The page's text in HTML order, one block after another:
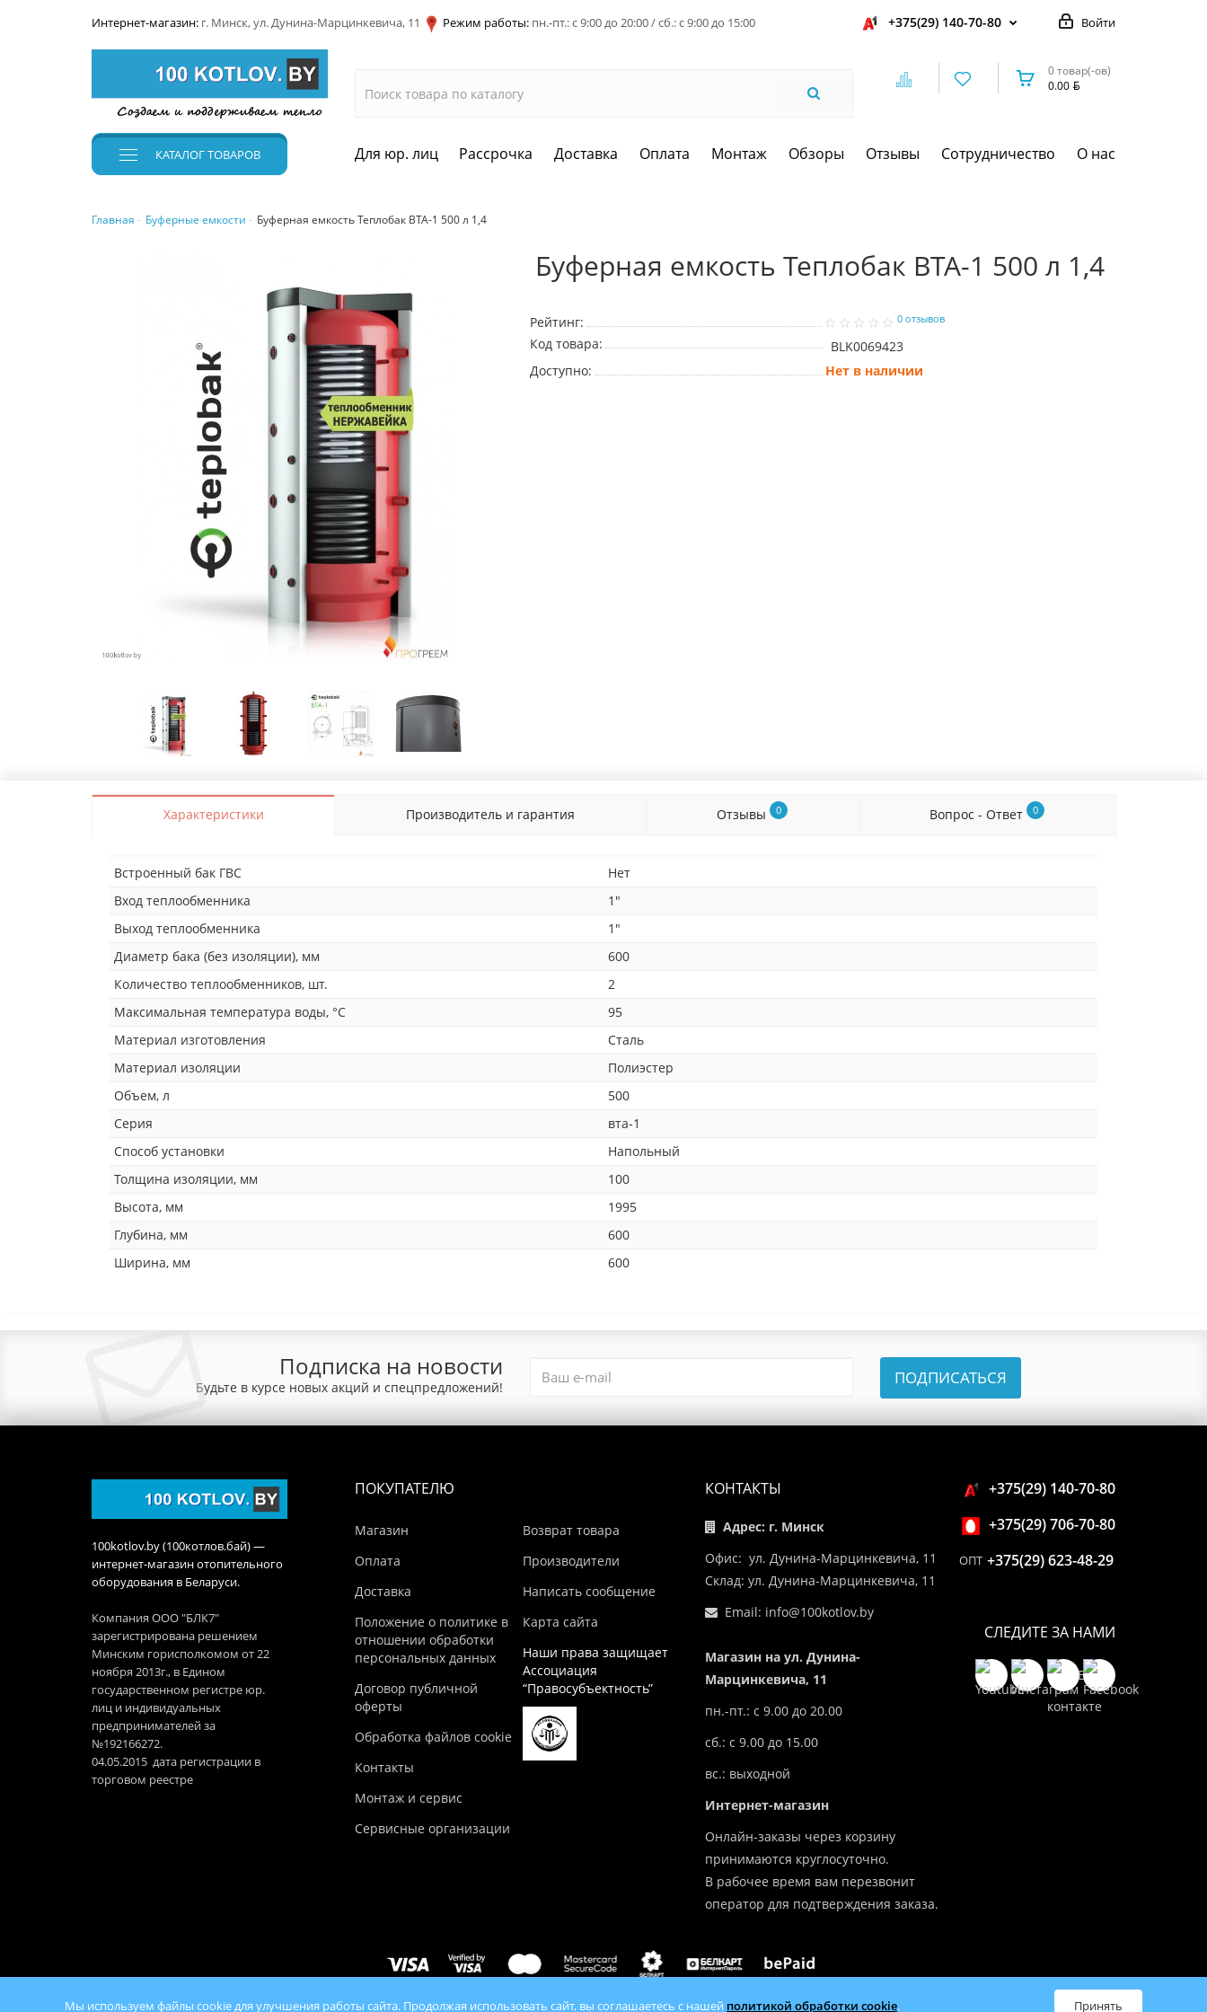
Интернет-магазин: г. Минск, ул. Дунина-Марцинкевича, 11 Режим работы: пн.-пт.: с 9:00 до 20:00 / сб.: с 9:00 до 15:00 Войти
+375(29) 140-70-80
0 товар(-ов)
0.00
КАТАЛОГТОВАРОВ Для юр. лиц Рассрочка Доставка Оплата Монтаж Обзоры Отзывы Сотрудничество О нас
Главная Буферные емкости Буферная емкость Теплобак ВТА-1 500 л 1,4
Буферная емкость Теплобак ВТА-1 500 л 1,4
Рейтинг: 0 отзывов
Код товара:
BLK0069423
Доступно:
Нет в наличии
Характеристики Производитель и гарантия Отзывы 0 Вопрос - Ответ 0
Встроенный бак ГВС
Нет
Вход теплообменника
1"
Выход теплообменника
1"
Диаметр бака (без изоляции), мм
600
Количество теплообменников, шт.
2
Максимальная температура воды, °С
95
Материал изготовления
Сталь
Материал изоляции
Полиэстер
Объем, л
500
Серия
вта-1
Способ установки
Напольный
Толщина изоляции, мм
100
Высота, мм
1995
Глубина, мм
600
Ширина, мм
600
Подписка на новости
Будьте в курсе новых акций и спецпредложений! ПОДПИСАТЬСЯ
100kotlov.by (100котлов.бай) —
интернет-магазин отопительного
оборудования в Беларуси.
Компания ООО "БЛК7"
зарегистрирована решением
Минским горисполкомом от 22
ноября 2013г., в Едином
государственном регистре юр.
лиц и индивидуальных
предпринимателей за
№192166272.
04.05.2015 дата регистрации в
торговом реестре
ПОКУПАТЕЛЮ
Магазин
Оплата
Доставка
Положение о политике в
отношении обработки
персональных данных
Договор публичной
оферты
Обработка файлов cookie
Контакты
Монтаж и сервис
Сервисные организации
Возврат товара
Производители
Написать сообщение
Карта сайта
Наши права защищает
Ассоциация
“Правосубъектность”
КОНТАКТЫ
Адрес: г. Минск
Офис: ул. Дунина-Марцинкевича, 11
Склад: ул. Дунина-Марцинкевича, 11
Email: info@100kotlov.by
Магазин на ул. Дунина-
Марцинкевича, 11
пн.-пт.: с 9.00 до 20.00
сб.: с 9.00 до 15.00
вс.: выходной
Интернет-магазин
Онлайн-заказы через корзину
принимаются круглосуточно.
В рабочее время вам перезвонит
оператор для подтверждения заказа.
+375(29) 140-70-80
+375(29) 706-70-80
ОПТ +375(29) 623-48-29
СЛЕДИТЕ ЗА НАМИ
© 2026 100Kotlov.by — продажа отопительного оборудования с доставкой по всей Беларуси
Мы используем файлы cookie для улучшения работы сайта. Продолжая использовать сайт, вы соглашаетесь с нашей политикой обработки cookie. Принять